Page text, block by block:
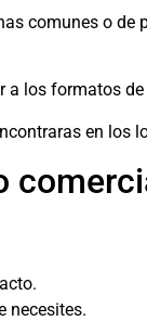
comunes o
a los formatos
en los
necesites.